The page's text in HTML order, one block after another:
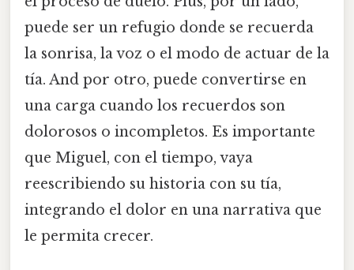
puede ser un refugio donde se recuerda
la sonrisa, la voz o el modo de actuar de la
tía. And por otro, puede convertirse en
una carga cuando los recuerdos son
dolorosos o incompletos. Es importante
que Miguel, con el tiempo, vaya
reescribiendo su historia con su tía,
integrando el dolor en una narrativa que
le permita crecer.